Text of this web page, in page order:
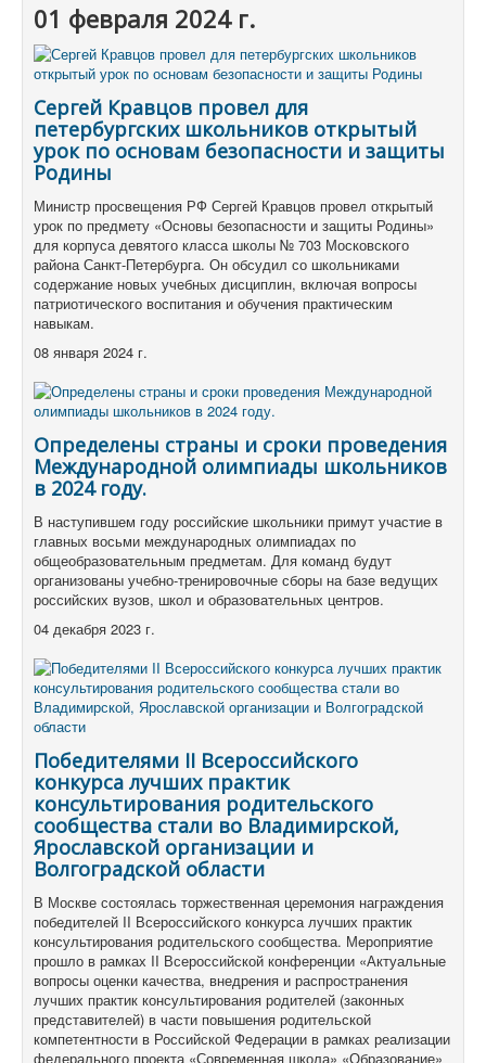
01 февраля 2024 г.
Сергей Кравцов провел для
петербургских школьников открытый
урок по основам безопасности и защиты
Родины
Министр просвещения РФ Сергей Кравцов провел открытый
урок по предмету «Основы безопасности и защиты Родины»
для корпуса девятого класса школы № 703 Московского
района Санкт-Петербурга. Он обсудил со школьниками
содержание новых учебных дисциплин, включая вопросы
патриотического воспитания и обучения практическим
навыкам.
08 января 2024 г.
Определены страны и сроки проведения
Международной олимпиады школьников
в 2024 году.
В наступившем году российские школьники примут участие в
главных восьми международных олимпиадах по
общеобразовательным предметам. Для команд будут
организованы учебно-тренировочные сборы на базе ведущих
российских вузов, школ и образовательных центров.
04 декабря 2023 г.
Победителями II Всероссийского
конкурса лучших практик
консультирования родительского
сообщества стали во Владимирской,
Ярославской организации и
Волгоградской области
В Москве состоялась торжественная церемония награждения
победителей II Всероссийского конкурса лучших практик
консультирования родительского сообщества. Мероприятие
прошло в рамках II Всероссийской конференции «Актуальные
вопросы оценки качества, внедрения и распространения
лучших практик консультирования родителей (законных
представителей) в части повышения родительской
компетентности в Российской Федерации в рамках реализации
федерального проекта «Современная школа» «Образование»